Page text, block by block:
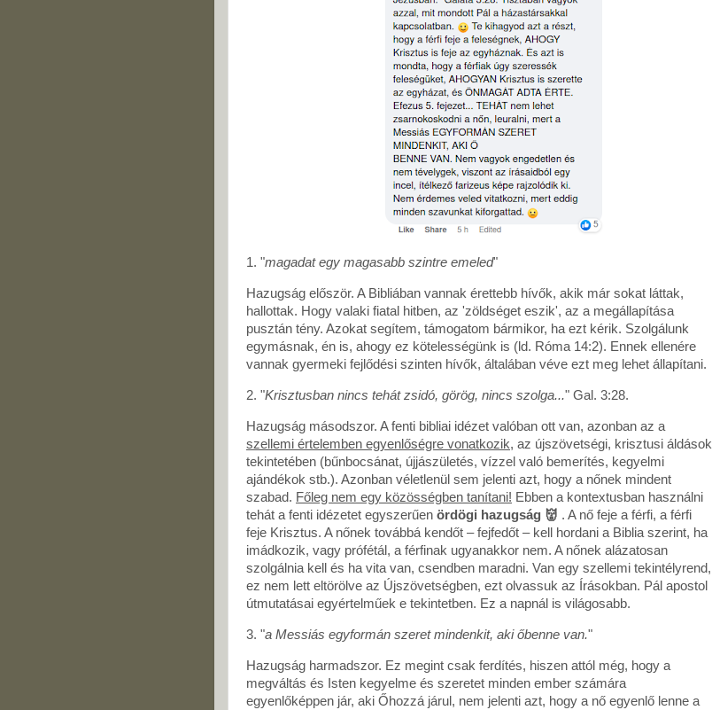
1. "magadat egy magasabb szintre emeled"
Hazugság először. A Bibliában vannak érettebb hívők, akik már sokat láttak,
hallottak. Hogy valaki fiatal hitben, az 'zöldséget eszik', az a megállapítása
pusztán tény. Azokat segítem, támogatom bármikor, ha ezt kérik. Szolgálunk
egymásnak, én is, ahogy ez kötelességünk is (ld. Róma 14:2). Ennek ellenére
vannak gyermeki fejlődési szinten hívők, általában véve ezt meg lehet állapítani.
2. "Krisztusban nincs tehát zsidó, görög, nincs szolga..." Gal. 3:28.
Hazugság másodszor. A fenti bibliai idézet valóban ott van, azonban az a
szellemi értelemben egyenlőségre vonatkozik, az újszövetségi, krisztusi áldások
tekintetében (bűnbocsánat, újjászületés, vízzel való bemerítés, kegyelmi
ajándékok stb.). Azonban véletlenül sem jelenti azt, hogy a nőnek mindent
szabad. Főleg nem egy közösségben tanítani! Ebben a kontextusban használni
tehát a fenti idézetet egyszerűen ördögi hazugság 👹 . A nő feje a férfi, a férfi
feje Krisztus. A nőnek továbbá kendőt – fejfedőt – kell hordani a Biblia szerint, ha
imádkozik, vagy prófétál, a férfinak ugyanakkor nem. A nőnek alázatosan
szolgálnia kell és ha vita van, csendben maradni. Van egy szellemi tekintélyrend,
ez nem lett eltörölve az Újszövetségben, ezt olvassuk az Írásokban. Pál apostol
útmutatásai egyértelműek e tekintetben. Ez a napnál is világosabb.
3. "a Messiás egyformán szeret mindenkit, aki őbenne van."
Hazugság harmadszor. Ez megint csak ferdítés, hiszen attól még, hogy a
megváltás és Isten kegyelme és szeretet minden ember számára
egyenlőképpen jár, aki Őhozzá járul, nem jelenti azt, hogy a nő egyenlő lenne a